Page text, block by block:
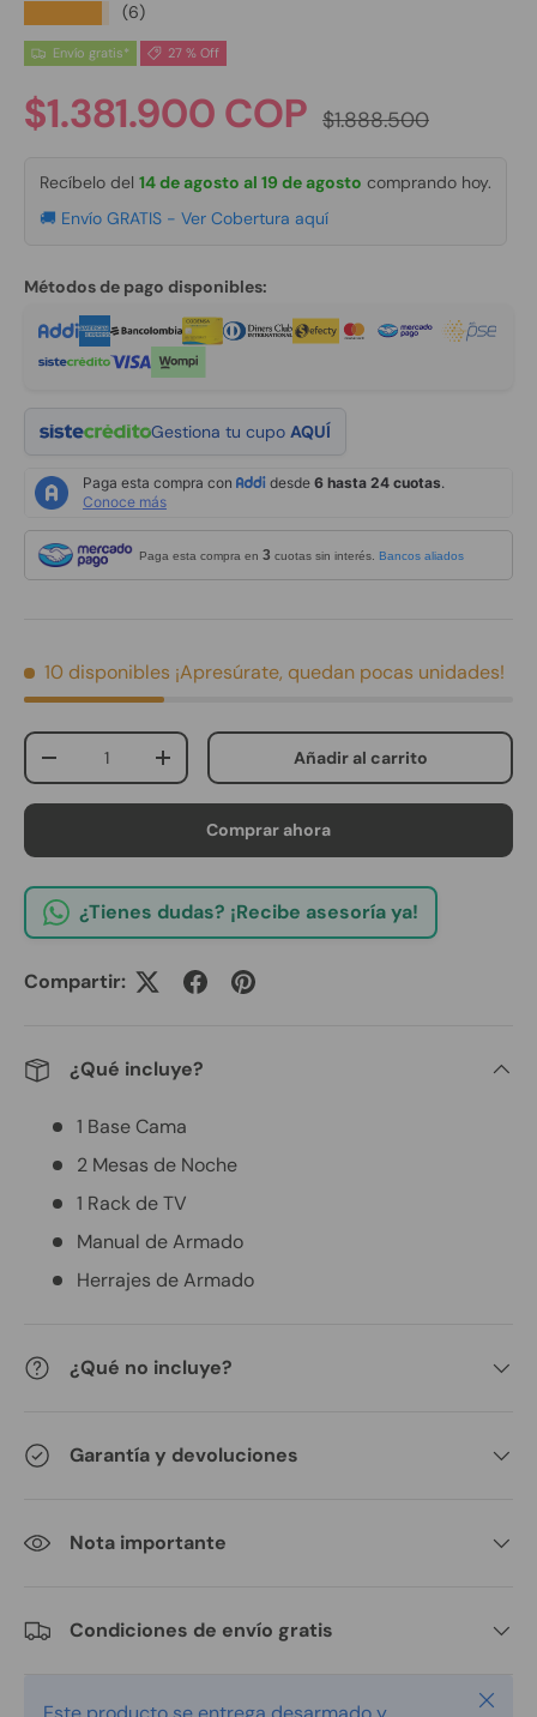
(6)
Envío gratis* 27 % Off
Precio de venta
$1.381.900 COP $1.888.500
Recíbelo del 14 de agosto al 19 de agosto comprando hoy.
🚚 Envío GRATIS - Ver Cobertura aquí
Métodos de pago disponibles:
Gestiona tu cupo AQUÍ
Paga esta compra en 3 cuotas sin interés. Bancos aliados
10 disponibles ¡Apresúrate, quedan pocas unidades!
Cant.
Disminuir cantidadAumentar la cantidadAñadir al carrito
Comprar ahora
¿Tienes dudas? ¡Recibe asesoría ya!
Compartir:
¿Qué incluye?
1 Base Cama
2 Mesas de Noche
1 Rack de TV
Manual de Armado
Herrajes de Armado
¿Qué no incluye?
Garantía y devoluciones
Nota importante
Condiciones de envío gratis
Cerrar